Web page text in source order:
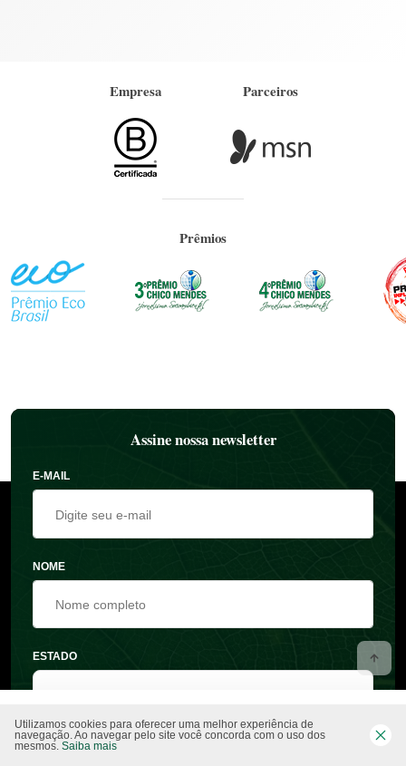
Empresa Parceiros
Prêmios
Assine nossa newsletter
E-MAIL
NOME
ESTADO
CIDADE
Utilizamos cookies para oferecer uma melhor experiência de
navegação. Ao navegar pelo site você concorda com o uso dos
mesmos. Saiba mais